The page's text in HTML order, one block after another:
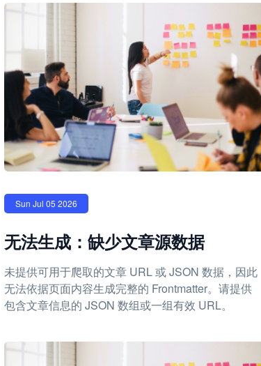
Sun Jul 05 2026
无法生成：缺少文章源数据
未提供可用于爬取的文章 URL 或 JSON 数据，因此
无法依据页面内容生成完整的 Frontmatter。请提供
包含文章信息的 JSON 数组或一组有效 URL。